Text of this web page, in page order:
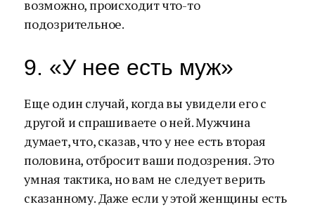
возможно, происходит что-то
подозрительное.
9. «У нее есть муж»
Еще один случай, когда вы увидели его с
другой и спрашиваете о ней. Мужчина
думает, что, сказав, что у нее есть вторая
половина, отбросит ваши подозрения. Это
умная тактика, но вам не следует верить
сказанному. Даже если у этой женщины есть